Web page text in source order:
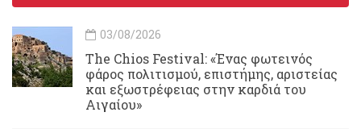
03/08/2026
Τhe Chios Festival: «Ένας φωτεινός
φάρος πολιτισμού, επιστήμης, αριστείας
και εξωστρέφειας στην καρδιά του
Αιγαίου»